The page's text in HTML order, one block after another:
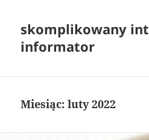
skomplikowany
informator
Miesiąc:luty 2022